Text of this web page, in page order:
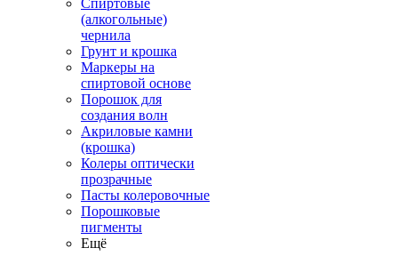
Спиртовые
(алкогольные)
чернила
Грунт и крошка
Маркеры на
спиртовой основе
Порошок для
создания волн
Акриловые камни
(крошка)
Колеры оптически
прозрачные
Пасты колеровочные
Порошковые
пигменты
Ещё